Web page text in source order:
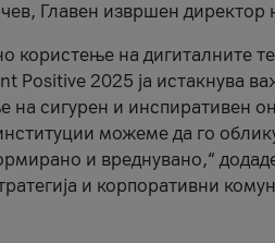
Главен извршен
користење на дигиталните
Positive 2025 ја истакнува
на сигурен и инспиративен
можеме да го
и вреднувано,“
и корпоративни